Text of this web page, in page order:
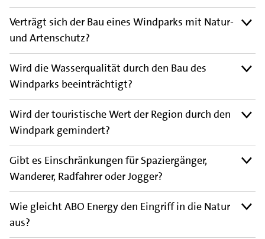
Verträgt sich der Bau eines Windparks mit Natur-
und Artenschutz?
Wird die Wasserqualität durch den Bau des
Windparks beeinträchtigt?
Wird der touristische Wert der Region durch den
Windpark gemindert?
Gibt es Einschränkungen für Spaziergänger,
Wanderer, Radfahrer oder Jogger?
Wie gleicht ABO Energy den Eingriff in die Natur
aus?